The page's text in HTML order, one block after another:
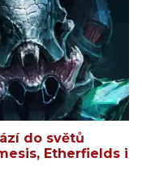
do světů
Etherfields i